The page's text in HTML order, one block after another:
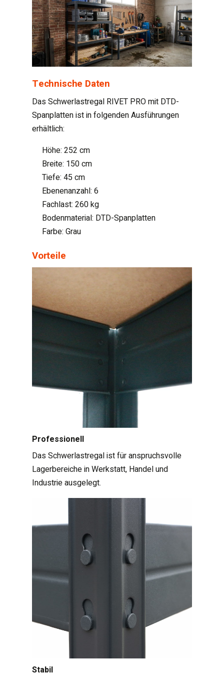
Technische Daten
Das Schwerlastregal RIVET PRO mit DTD-
Spanplatten ist in folgenden Ausführungen
erhältlich:
Höhe: 252 cm
Breite: 150 cm
Tiefe: 45 cm
Ebenenanzahl: 6
Fachlast: 260 kg
Bodenmaterial: DTD-Spanplatten
Farbe: Grau
Vorteile
Professionell
Das Schwerlastregal ist für anspruchsvolle
Lagerbereiche in Werkstatt, Handel und
Industrie ausgelegt.
Stabil